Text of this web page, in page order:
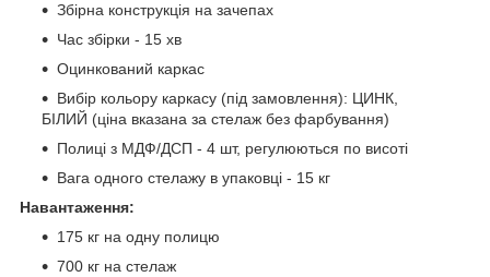
Збірна конструкція на зачепах
Час збірки - 15 хв
Оцинкований каркас
Вибір кольору каркасу (під замовлення): ЦИНК,
БІЛИЙ (ціна вказана за стелаж без фарбування)
Полиці з МДФ/ДСП - 4 шт, регулюються по висоті
Вага одного стелажу в упаковці - 15 кг
Навантаження:
175 кг на одну полицю
700 кг на стелаж